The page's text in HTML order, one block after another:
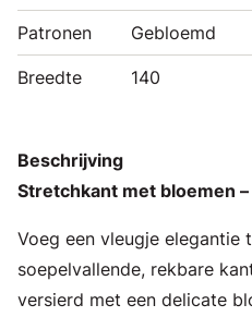
Patronen Gebloemd
Breedte 140
Beschrijving
Stretchkant met bloemen
Voeg een vleugje elegantie
soepelvallende, rekbare
versierd met een delicate